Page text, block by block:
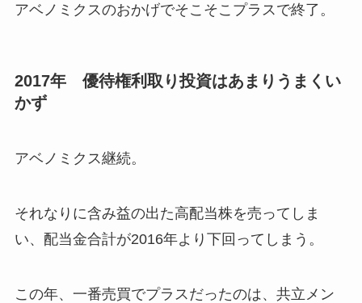
アベノミクスのおかげでそこそこプラスで終了。
2017年 優待権利取り投資はあまりうまくい
かず
アベノミクス継続。
それなりに含み益の出た高配当株を売ってしま
い、配当金合計が2016年より下回ってしまう。
この年、一番売買でプラスだったのは、共立メン